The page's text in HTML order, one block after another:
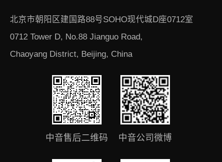
北京市朝阳区建国路88号SOHO现代城D座0712室
0712 Tower D, No.88 Jianguo Road,
Chaoyang District, Beijing, China
中音售后二维码 中音公司微博